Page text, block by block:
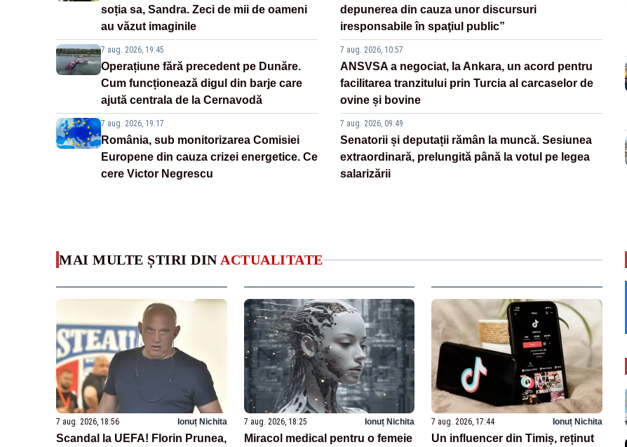
soția sa, Sandra. Zeci de mii de oameni
au văzut imaginile
7 aug. 2026, 19:45
Operațiune fără precedent pe Dunăre.
Cum funcționează digul din barje care
ajută centrala de la Cernavodă
7 aug. 2026, 19:17
România, sub monitorizarea Comisiei
Europene din cauza crizei energetice. Ce
cere Victor Negrescu
depunerea din cauza unor discursuri
iresponsabile în spaţiul public”
7 aug. 2026, 10:57
ANSVSA a negociat, la Ankara, un acord pentru
facilitarea tranzitului prin Turcia al carcaselor de
ovine și bovine
7 aug. 2026, 09:49
Senatorii și deputații rămân la muncă. Sesiunea
extraordinară, prelungită până la votul pe legea
salarizării
MAI MULTE ȘTIRI DIN ACTUALITATE
7 aug. 2026, 18:56 Ionuț Nichita
Scandal la UEFA! Florin Prunea,
7 aug. 2026, 18:25 Ionuț Nichita
Miracol medical pentru o femeie
7 aug. 2026, 17:44 Ionuț Nichita
Un influencer din Timiș, reținut